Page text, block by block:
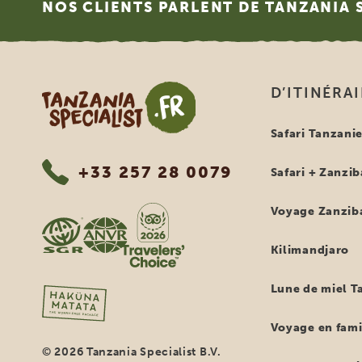
NOS CLIENTS PARLENT DE TANZANIA
Tanzania Specialist
+33 257 28 0079
© 2026 Tanzania Specialist B.V.
Safari Tanzanie
Safari +
Voyage
Kilimandjaro
Lune de miel
Voyage en